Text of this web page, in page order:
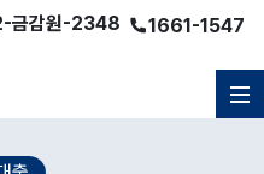
금감원-2348
1661-1547